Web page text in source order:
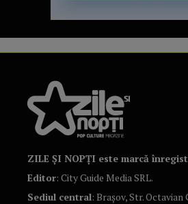
ZILE ȘI NOPȚI este marcă
Editor: City Guide Media SRL.
Sediul central: Brașov, Str. Octavian